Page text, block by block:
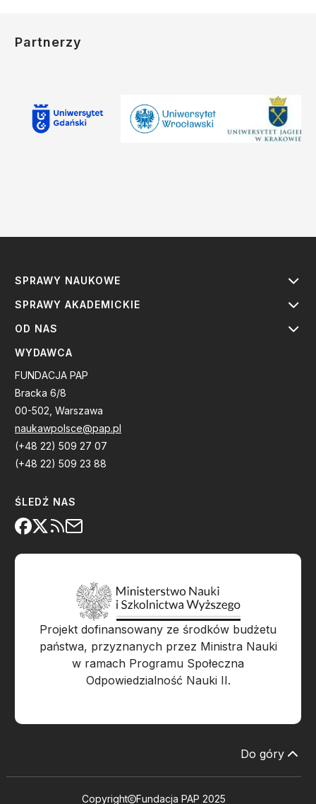
Partnerzy
SPRAWY NAUKOWE
SPRAWY AKADEMICKIE
OD NAS
WYDAWCA
FUNDACJA PAP
Bracka 6/8
00-502, Warszawa
naukawpolsce@pap.pl
(+48 22) 509 27 07
(+48 22) 509 23 88
ŚLEDŹ NAS
Projekt dofinansowany ze środków budżetu
państwa, przyznanych przez Ministra Nauki
w ramach Programu Społeczna
Odpowiedzialność Nauki II.
Do góry
Copyright Fundacja PAP 2025